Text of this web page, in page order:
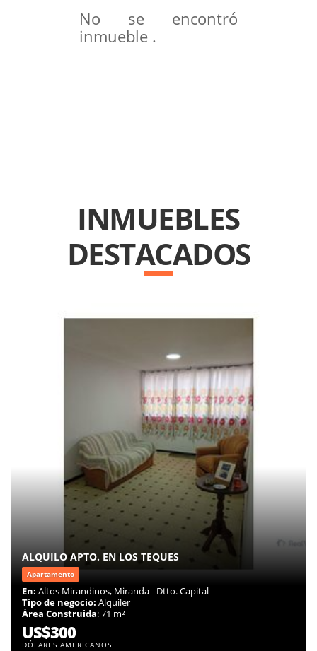
No se encontró
inmueble .
INMUEBLES
DESTACADOS
ALQUILO APTO. EN LOS TEQUES
Apartamento
En: Altos Mirandinos, Miranda - Dtto. Capital
Tipo de negocio: Alquiler
Área Construida: 71 m²
US$300
DÓLARES AMERICANOS